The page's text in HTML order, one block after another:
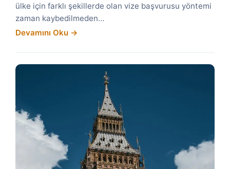
ülke için farklı şekillerde olan vize başvurusu yöntemi
zaman kaybedilmeden…
Devamını Oku →